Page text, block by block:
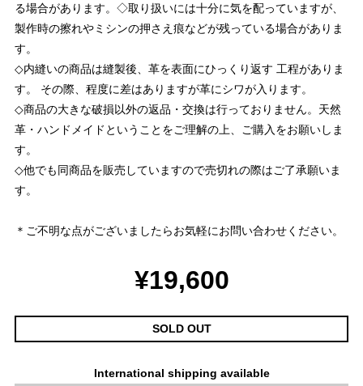
る場合があります。◇取り扱いには十分に気を配っていますが、
製作時の擦れやミシンの押さえ痕などが残っている場合がありま
す。
◇内縫いの商品は縫製後、革を表面にひっくり返す 工程がありま
す。 その際、程度に差はありますが革にシワが入ります。
◇商品の大きな破損以外の返品・交換は行っておりません。天然
革・ハンドメイドということをご理解の上、ご購入をお願いしま
す。
◇他でも同商品を販売していますので売切れの際はご了承願いま
す。
＊ご不明な点がございましたらお気軽にお問い合わせください。
¥19,600
SOLD OUT
International shipping available